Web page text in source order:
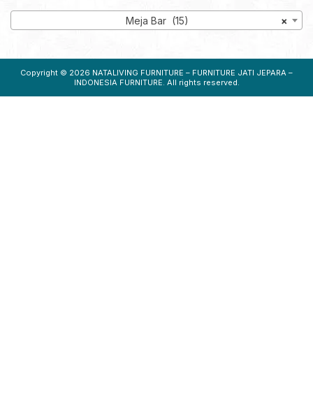
×
Meja Bar (15)
Copyright © 2026 NATALIVING FURNITURE – FURNITURE JATI JEPARA –
INDONESIA FURNITURE. All rights reserved.